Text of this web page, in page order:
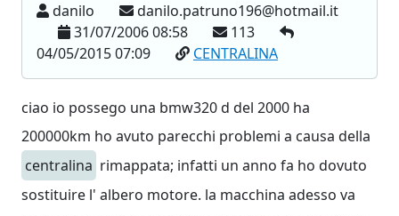
danilo
danilo.patruno196@hotmail.it
31/07/2006 08:58
113
04/05/2015 07:09
CENTRALINA
ciao io possego una bmw320 d del 2000 ha
200000km ho avuto parecchi problemi a causa della
centralina rimappata; infatti un anno fa ho dovuto
sostituire l' albero motore. la macchina adesso va